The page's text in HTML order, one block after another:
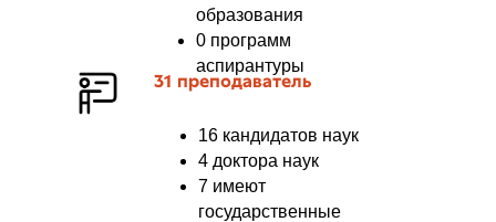
образования
0 программ
аспирантуры
16 кандидатов наук
4 доктора наук
7 имеют
государственные
31 преподаватель